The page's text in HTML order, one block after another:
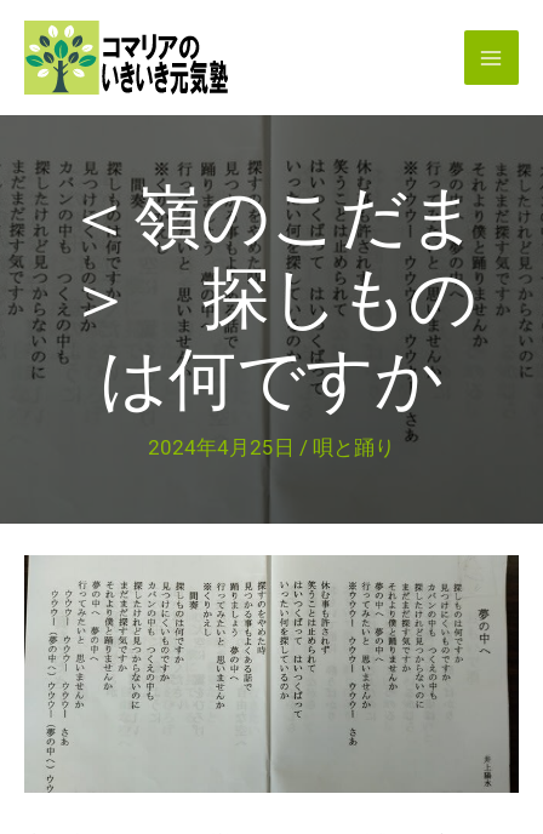
キ
ッ
プ
＜嶺のこだま
＞ 探しもの
は何ですか
2024年4月25日 / 唄と踊り